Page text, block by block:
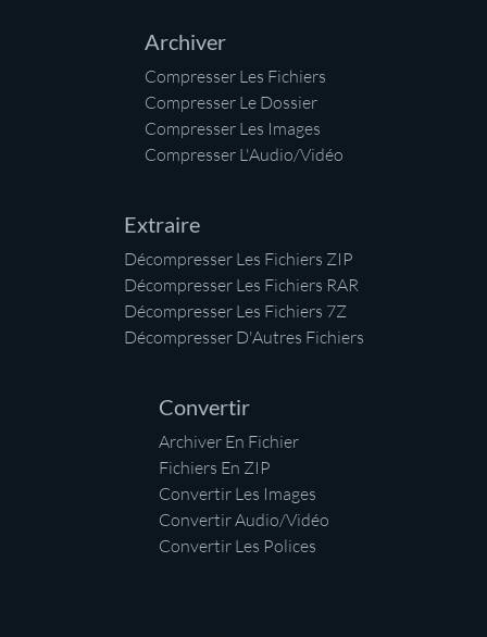
Archiver
Compresser Les Fichiers
Compresser Le Dossier
Compresser Les Images
Compresser L'Audio/Vidéo
Extraire
Décompresser Les Fichiers ZIP
Décompresser Les Fichiers RAR
Décompresser Les Fichiers 7Z
Décompresser D'Autres Fichiers
Convertir
Archiver En Fichier
Fichiers En ZIP
Convertir Les Images
Convertir Audio/Vidéo
Convertir Les Polices